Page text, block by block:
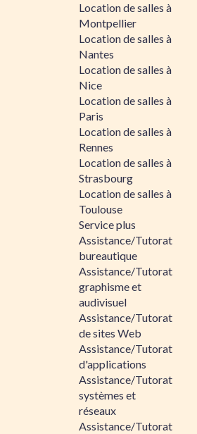
Location de salles à
Montpellier
Location de salles à
Nantes
Location de salles à
Nice
Location de salles à
Paris
Location de salles à
Rennes
Location de salles à
Strasbourg
Location de salles à
Toulouse
Service plus
Assistance/Tutorat
bureautique
Assistance/Tutorat
graphisme et
audivisuel
Assistance/Tutorat
de sites Web
Assistance/Tutorat
d'applications
Assistance/Tutorat
systèmes et
réseaux
Assistance/Tutorat